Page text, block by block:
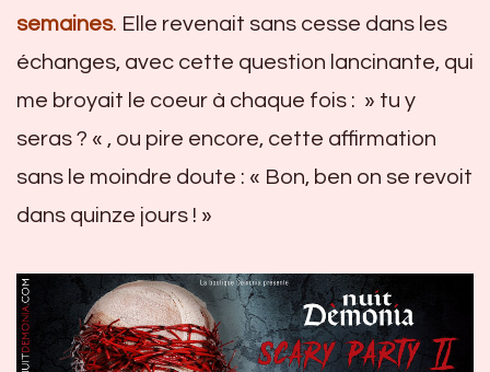
semaines. Elle revenait sans cesse dans les
échanges, avec cette question lancinante, qui
me broyait le coeur à chaque fois : » tu y
seras ? « , ou pire encore, cette affirmation
sans le moindre doute : « Bon, ben on se revoit
dans quinze jours ! »